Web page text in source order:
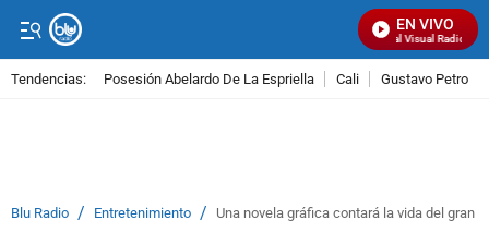
EN VIVO
Señal Visual Radio
Tendencias: Posesión Abelardo De La Espriella Cali Gustavo Petro
Blu Radio / Entretenimiento / Una novela gráfica contará la vida del gran